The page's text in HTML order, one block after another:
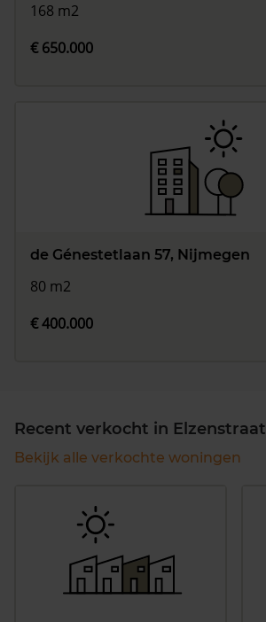
168 m2
€ 650.000
de Génestetlaan 57, Nijmegen
80 m2
€ 400.000
Recent verkocht in Elzenstraat
Bekijk alle verkochte woningen